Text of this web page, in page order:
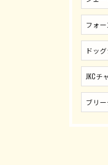
フォー
ドッ
JKCチ
ブリ